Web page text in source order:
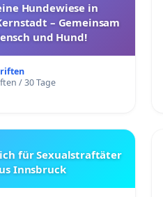
Hundewiese in
– Gemeinsam
und Hund!
/ 30 Tage
für Sexualstraftäter
Innsbruck